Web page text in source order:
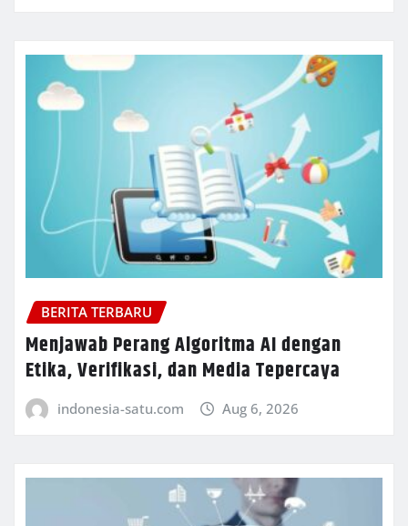
BERITA TERBARU
Menjawab Perang Algoritma AI dengan
Etika, Verifikasi, dan Media Tepercaya
indonesia-satu.com Aug 6, 2026